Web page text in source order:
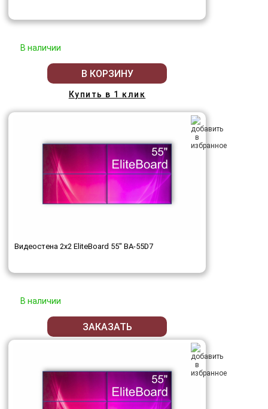
В наличии
В КОРЗИНУ
Купить в 1 клик
Видеостена 2x2 EliteBoard 55" BA-55D7
В наличии
ЗАКАЗАТЬ